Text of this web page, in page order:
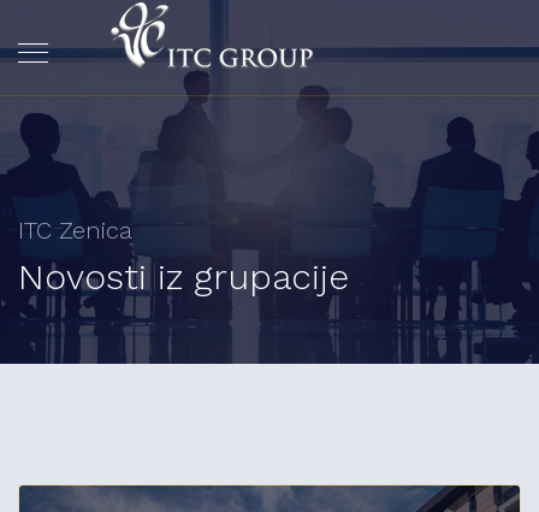
ITC Zenica
Novosti iz grupacije